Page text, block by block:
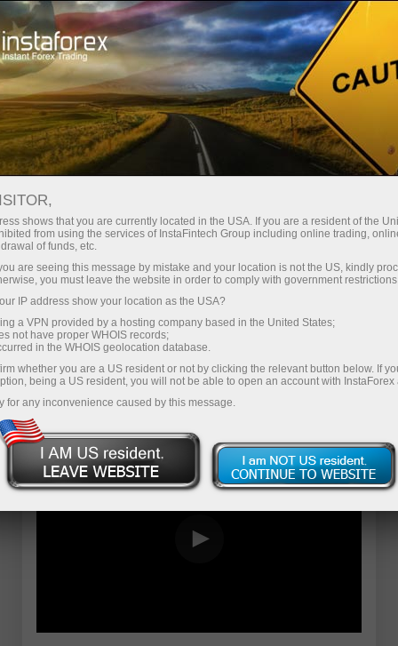
For Traders Forex Analytics
InstaForex TV
Forex TV News
shows that you are currently located in the USA. If you are a resident of the
from using the services of InstaFintech Group including online trading,
of funds, etc.
are seeing this message by mistake and your location is not the US, kindly
you must leave the website in order to comply with government
IP address show your location as the USA?
a VPN provided by a hosting company based in the United States;
not have proper WHOIS records;
in the WHOIS geolocation database.
whether you are a US resident or not by clicking the relevant button below. If
being a US resident, you will not be able to open an account with InstaForex
for any inconvenience caused by this message.